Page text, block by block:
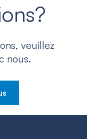
veuillez
nous.